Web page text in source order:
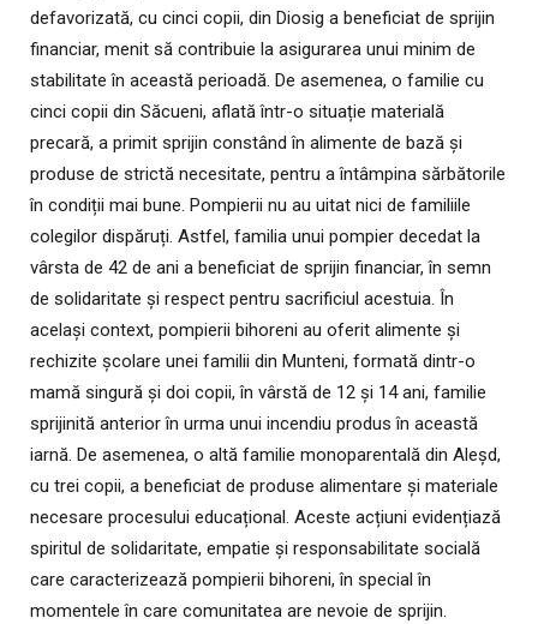
defavorizată, cu cinci copii, din Diosig a beneficiat de sprijin
financiar, menit să contribuie la asigurarea unui minim de
stabilitate în această perioadă. De asemenea, o familie cu
cinci copii din Săcueni, aflată într-o situație materială
precară, a primit sprijin constând în alimente de bază și
produse de strictă necesitate, pentru a întâmpina sărbătorile
în condiții mai bune. Pompierii nu au uitat nici de familiile
colegilor dispăruți. Astfel, familia unui pompier decedat la
vârsta de 42 de ani a beneficiat de sprijin financiar, în semn
de solidaritate și respect pentru sacrificiul acestuia. În
același context, pompierii bihoreni au oferit alimente și
rechizite școlare unei familii din Munteni, formată dintr-o
mamă singură și doi copii, în vârstă de 12 și 14 ani, familie
sprijinită anterior în urma unui incendiu produs în această
iarnă. De asemenea, o altă familie monoparentală din Aleșd,
cu trei copii, a beneficiat de produse alimentare și materiale
necesare procesului educațional. Aceste acțiuni evidențiază
spiritul de solidaritate, empatie și responsabilitate socială
care caracterizează pompierii bihoreni, în special în
momentele în care comunitatea are nevoie de sprijin.